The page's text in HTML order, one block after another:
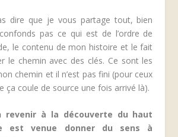
dire que je vous partage tout, bien
pas ce qui est de l’ordre de
le contenu de mon histoire et le fait
le chemin avec des clés. Ce sont les
chemin et il n’est pas fini (pour ceux
ça coule de source une fois arrivé là).
revenir à la découverte du haut
est venue donner du sens à